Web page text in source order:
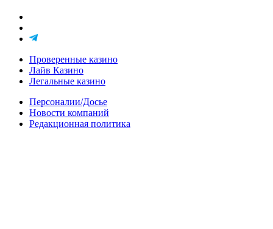
Проверенные казино
Лайв Казино
Легальные казино
Персоналии/Досье
Новости компаний
Редакционная политика